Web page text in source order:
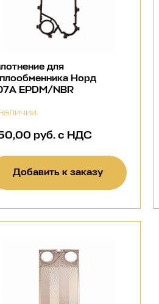
для
Норд
EPDM/NBR
руб. с НДС
Добавить к заказу